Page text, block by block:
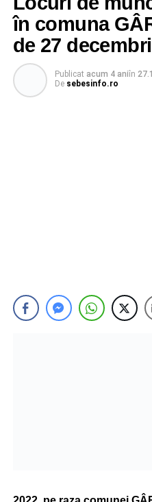
în comuna
de 27
Publicat acum 4 aniîn
De sebesinfo.ro